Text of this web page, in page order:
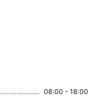
08:00 - 18:00